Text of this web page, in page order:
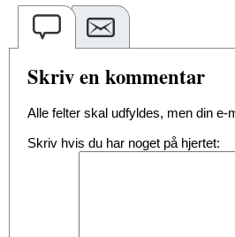
Skriv en kommentar
Alle felter skal udfyldes, men din
Skriv hvis du har noget på hjertet: